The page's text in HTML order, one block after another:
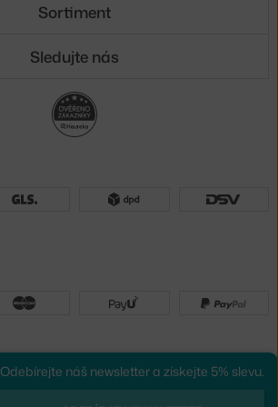
Odebírejte náš newsletter a získejte 5% slevu.
Sortiment
Sledujte nás